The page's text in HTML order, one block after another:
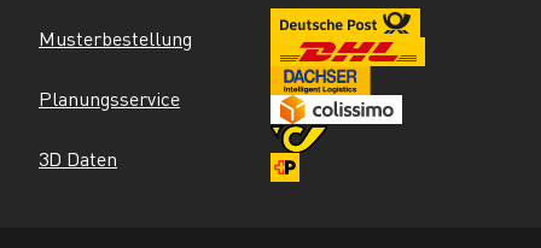
Musterbestellung
Planungsservice
3D Daten